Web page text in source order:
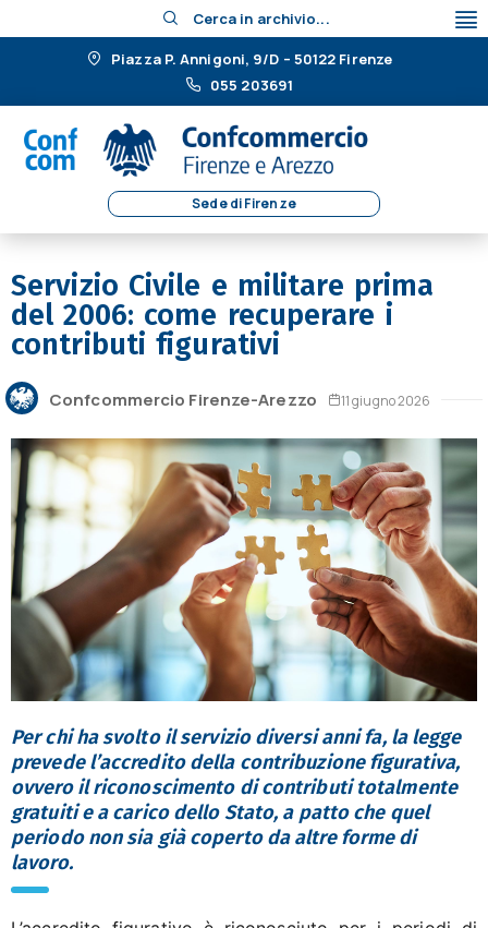
Cerca in archivio...
Piazza P. Annigoni, 9/D – 50122 Firenze
055 203691
Sede di Firenze
Servizio Civile e militare prima
del 2006: come recuperare i
contributi figurativi
Confcommercio Firenze-Arezzo 11 giugno 2026
Per chi ha svolto il servizio diversi anni fa, la legge
prevede l’accredito della contribuzione figurativa,
ovvero il riconoscimento di contributi totalmente
gratuiti e a carico dello Stato, a patto che quel
periodo non sia già coperto da altre forme di
lavoro.